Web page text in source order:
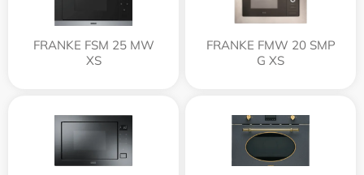
FRANKE FSM 25 MW
XS
FRANKE FMW 20 SMP
G XS